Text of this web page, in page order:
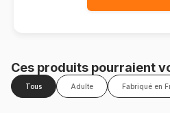
Ces produits pourraient
Tous Adulte Fabriqué en